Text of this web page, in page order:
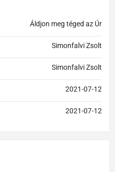
Áldjon meg téged az Úr
Simonfalvi Zsolt
Simonfalvi Zsolt
2021-07-12
2021-07-12